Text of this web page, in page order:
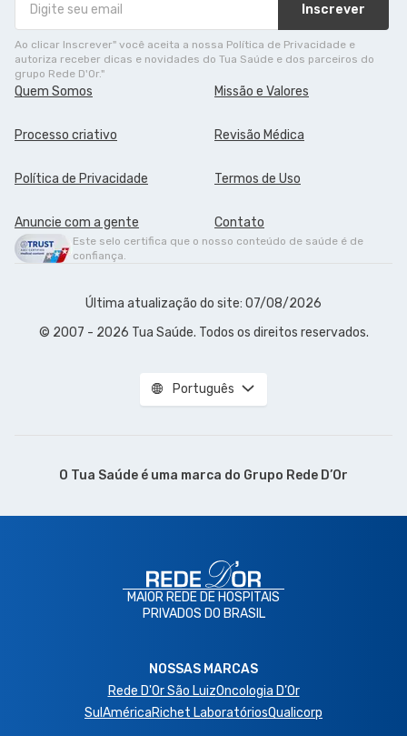
Inscrever
Ao clicar Inscrever" você aceita a nossa Política de Privacidade e
autoriza receber dicas e novidades do Tua Saúde e dos parceiros do
grupo Rede D'Or."
Quem Somos Missão e Valores
Processo criativo Revisão Médica
Política de Privacidade Termos de Uso
Anuncie com a gente Contato
Este selo certifica que o nosso conteúdo de saúde é de
confiança.
Última atualização do site: 07/08/2026
© 2007 - 2026 Tua Saúde. Todos os direitos reservados.
Português
O Tua Saúde é uma marca do Grupo Rede D’Or
MAIOR REDE DE HOSPITAIS
PRIVADOS DO BRASIL
NOSSAS MARCAS
Rede D'Or São LuizOncologia D’Or
SulAméricaRichet LaboratóriosQualicorp